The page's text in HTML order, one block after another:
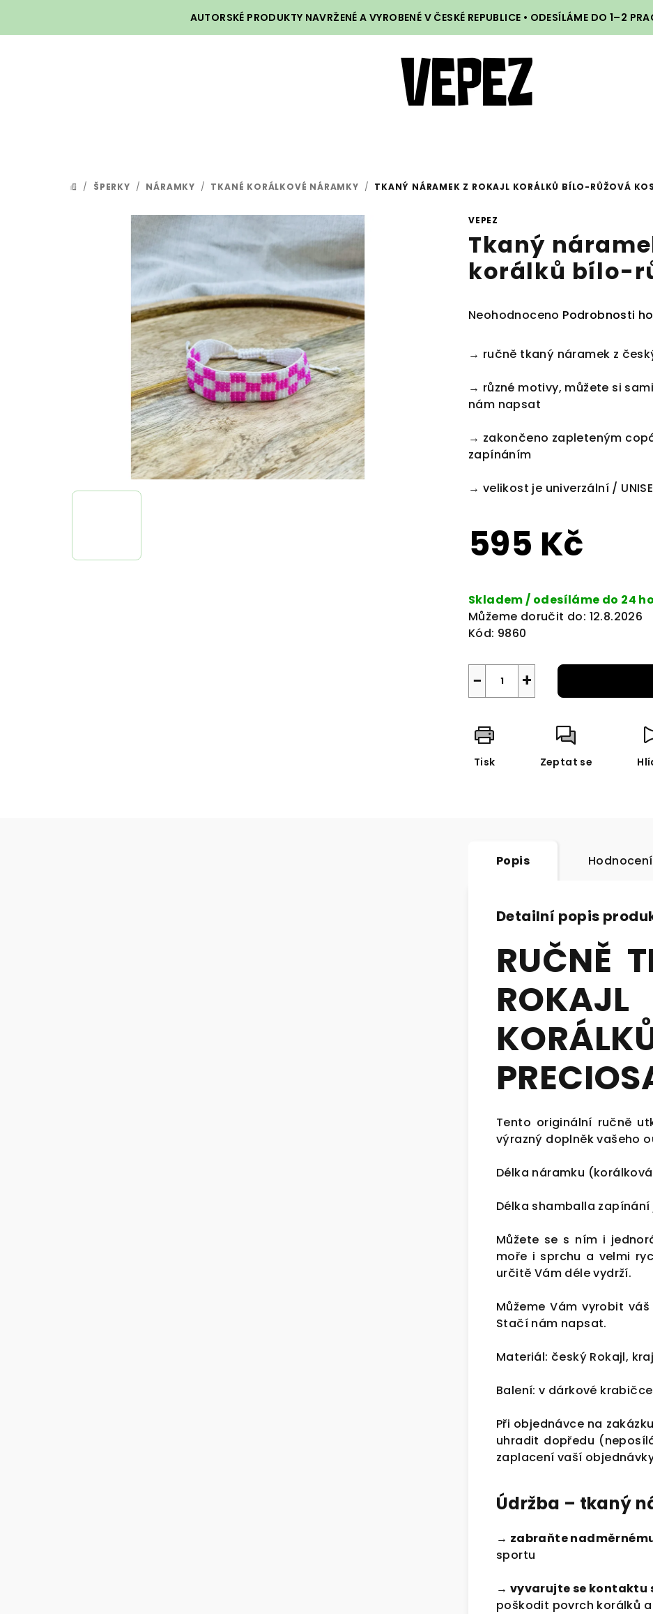
AUTORSKÉ PRODUKTY NAVRŽENÉ A VYROBENÉ V ČESKÉ REPUBLICE • ODESÍLÁME DO 1–2
DOMŮ
/ ŠPERKY / NÁRAMKY / TKANÉ KORÁLKOVÉ NÁRAMKY / TKANÝ NÁRAMEK Z ROKAJL KORÁLKŮ BÍLO-RŮŽOVÁ
VEPEZ
Tkaný
korálků bílo-
Průměrné
produktu
0,0
z
hvězdiček.
Neohodnoceno Podrobnosti
→ ručně tkaný náramek z
→ různé motivy, můžete si
nám napsat
→ zakončeno zapleteným
zapínáním
→ velikost je univerzální /
595 Kč
cena:
Skladem / odesíláme do 24
Můžeme doručit do: 12.8.2026
Kód: 9860
+
−
Tisk Zeptat se
Popis Hodnocení
Detailní popis
RUČNĚ
Tento originální ručně
výrazný doplněk vašeho
Délka náramku
Délka shamballa zapínání
Můžete se s ním i
moře i sprchu a velmi
určitě Vám déle vydrží.
Můžeme Vám vyrobit
Stačí nám napsat.
Materiál: český Rokajl,
Balení: v dárkové
Při objednávce na
uhradit dopředu
zaplacení vaší
Údržba – tkaný
→ zabraňte
sportu
→ vyvarujte se kontaktu
poškodit povrch korálků